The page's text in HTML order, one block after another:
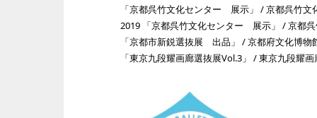
「京都呉竹文化センター 展示」 / 京都呉竹
2019 「京都呉竹文化センター 展示」 / 京都
「京都市新鋭選抜展 出品」 / 京都府文化博
「東京九段耀画廊選抜展Vol.3」 / 東京九段耀